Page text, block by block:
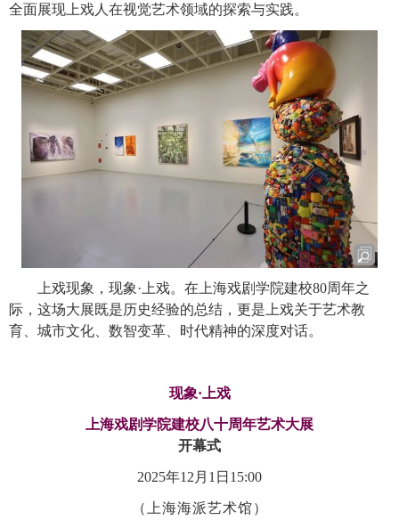
全面展现上戏人在视觉艺术领域的探索与实践。
上戏现象，现象· 上戏。在上海戏剧学院建校80周年之
际，这场大展既是历史经验的总结，更是上戏关于艺术教
育、城市文化、数智变革、时代精神的深度对话。
现象· 上戏
上海戏剧学院建校八十周年艺术大展
开幕式
2025年12 月 1 日 15:00
（上海海派艺术馆）